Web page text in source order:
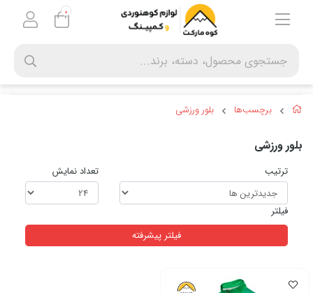
برچسب‌ها بلور ورزشی
بلور ورزشی
ترتیب تعداد نمایش
فیلتر
فیلتر پیشرفته
0